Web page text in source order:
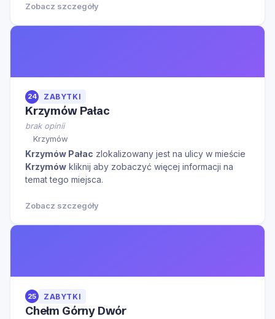
Zobacz szczegóły
24 ZABYTKI
Krzymów Pałac
brak opinii
Krzymów
Krzymów Pałac zlokalizowany jest na ulicy w mieście
Krzymów kliknij aby zobaczyć więcej informacji na
temat tego miejsca.
Zobacz szczegóły
25 ZABYTKI
Chełm Górny Dwór